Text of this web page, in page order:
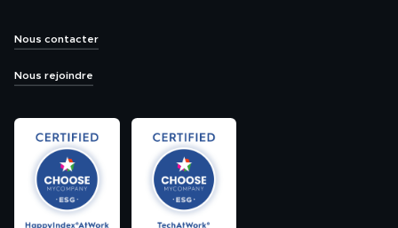
Nous contacter
Nous rejoindre